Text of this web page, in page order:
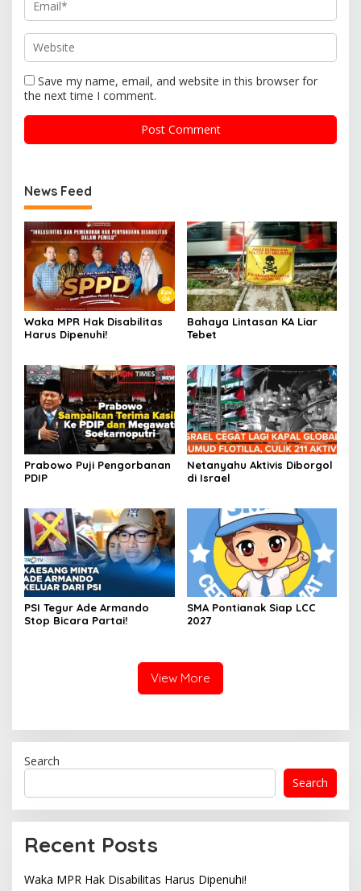
Save my name, email, and website in this browser for
the next time I comment.
News Feed
Waka MPR Hak Disabilitas
Harus Dipenuhi!
Bahaya Lintasan KA Liar
Tebet
Prabowo Puji Pengorbanan
PDIP
Netanyahu Aktivis Diborgol
di Israel
PSI Tegur Ade Armando
Stop Bicara Partai!
SMA Pontianak Siap LCC
2027
View More
Search
Search
Recent Posts
Waka MPR Hak Disabilitas Harus Dipenuhi!